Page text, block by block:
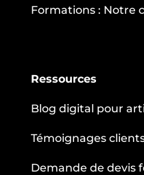
Formations : Notre
Ressources
Blog digital pour
Témoignages
Demande de devis